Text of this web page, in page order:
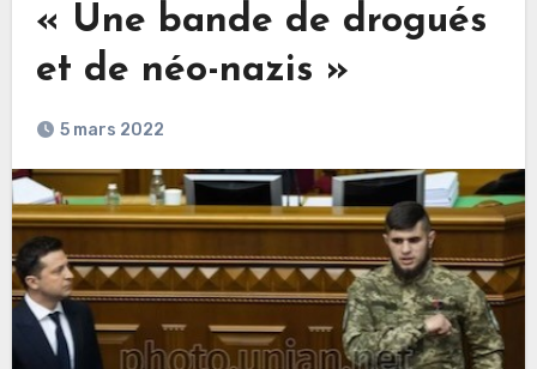
« Une bande de drogués
et de néo-nazis »
5 mars 2022